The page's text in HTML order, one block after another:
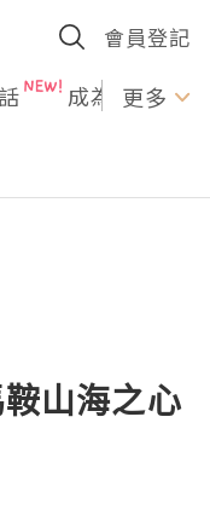
會員登記
成為U更多
鞍山海之心